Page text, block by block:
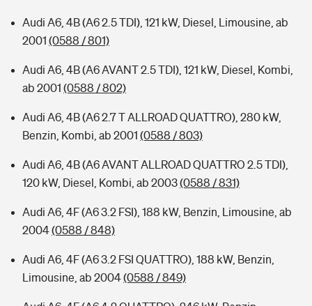
Audi A6, 4B (A6 2.5 TDI), 121 kW, Diesel, Limousine, ab
2001 (0588 / 801)
Audi A6, 4B (A6 AVANT 2.5 TDI), 121 kW, Diesel, Kombi,
ab 2001 (0588 / 802)
Audi A6, 4B (A6 2.7 T ALLROAD QUATTRO), 280 kW,
Benzin, Kombi, ab 2001 (0588 / 803)
Audi A6, 4B (A6 AVANT ALLROAD QUATTRO 2.5 TDI),
120 kW, Diesel, Kombi, ab 2003(0588 / 831)
Audi A6, 4F (A6 3.2 FSI), 188 kW, Benzin, Limousine, ab
2004(0588 / 848)
Audi A6, 4F (A6 3.2 FSI QUATTRO), 188 kW, Benzin,
Limousine, ab 2004(0588 / 849)